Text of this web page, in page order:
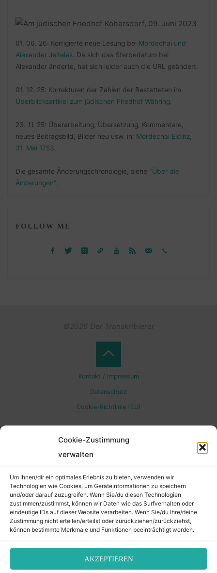
Cookie-Zustimmung
verwalten
Um Ihnen/dir ein optimales Erlebnis zu bieten, verwenden wir
Technologien wie Cookies, um Geräteinformationen zu speichern
und/oder darauf zuzugreifen. Wenn Sie/du diesen Technologien
zustimmen/zustimmst, können wir Daten wie das Surfverhalten oder
eindeutige IDs auf dieser Website verarbeiten. Wenn Sie/du Ihre/deine
Zustimmung nicht erteilen/erteilst oder zurückziehen/zurückziehst,
können bestimmte Merkmale und Funktionen beeinträchtigt werden.
AKZEPTIEREN
01. 06. 26: Korrigierte neue Lesung bei Mordechai und
Alexander Jeiteles . Da sich das Sterbedatum bei
Alexander änderte, hat sich leider auch die URL geändert.
01. 12. 25: Korrekturen der Zahlen der Bestatteten im
Überblicksartikel zum jüdischen Friedhof Währing
23. 11. 25: Überarbeitung, Übersetzung, Kommentare,
neues Beitragsbild, Bilder neu usw. in: Mordechai Eidlitz,
31. Mai 1753
Die gesamte Änderungschronologie, siehe "Über die
Änderungen".
FOLLOW ME
©2026 Der Transkribierer
Kontakt / Impressum
Datenschutz
Cookie-Richtlinie (EU)
Back
to